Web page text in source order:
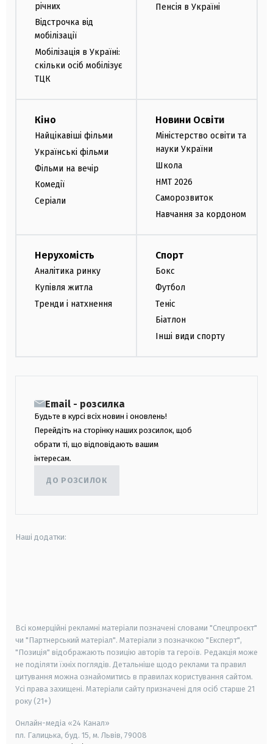
річних
Відстрочка від
мобілізації
Мобілізація в Україні:
скільки осіб мобілізує
ТЦК
Пенсія в Україні
Кіно
Найцікавіші фільми
Українські фільми
Фільми на вечір
Комедії
Серіали
Новини Освіти
Міністерство освіти та
науки України
Школа
НМТ 2026
Саморозвиток
Навчання за кордоном
Нерухомість
Аналітика ринку
Купівля житла
Тренди і натхнення
Спорт
Бокс
Футбол
Теніс
Біатлон
Інші види спорту
Email - розсилка
Будьте в курсі всіх новин і оновлень!
Перейдіть на сторінку наших розсилок, щоб
обрати ті, що відповідають вашим
інтересам.
ДО РОЗСИЛОК
Наші додатки:
Всі комерційні рекламні матеріали позначені словами "Спецпроєкт"
чи "Партнерський матеріал". Матеріали з позначкою "Експерт",
"Позиція" відображають позицію авторів та героїв. Редакція може
не поділяти їхніх поглядів. Детальніше щодо реклами та правил
цитування можна ознайомитись в правилах користування сайтом.
Усі права захищені. Матеріали сайту призначені для осіб старше 21
року (21+)
Онлайн-медіа «24 Канал»
пл. Галицька, буд. 15, м. Львів, 79008